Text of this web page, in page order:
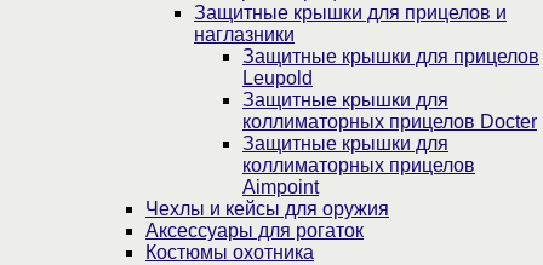
Защитные крышки для прицелов и
наглазники
Защитные крышки для прицелов
Leupold
Защитные крышки для
коллиматорных прицелов Docter
Защитные крышки для
коллиматорных прицелов
Aimpoint
Чехлы и кейсы для оружия
Аксессуары для рогаток
Костюмы охотника